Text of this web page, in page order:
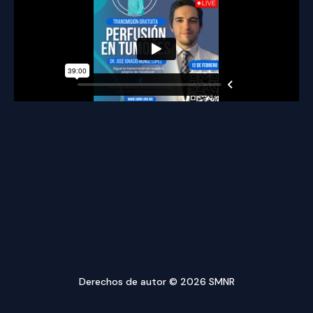
Derechos de autor © 2026 SMNR